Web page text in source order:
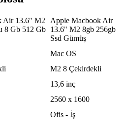
Air 13.6" M2
8 Gb 512 Gb
Apple Macbook Air
13.6" M2 8gb 256gb
Ssd Gümüş
Mac OS
M2 8 Çekirdekli
13,6 inç
2560 x 1600
Ofis - İş